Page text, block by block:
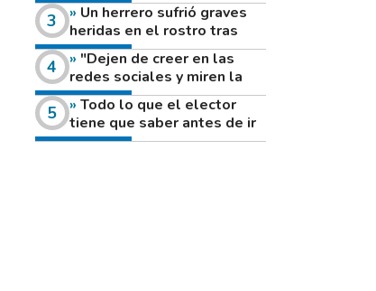
un camino rural
Un herrero sufrió graves
heridas en el rostro tras
reventar el disco de una
amoladora
"Dejen de creer en las
redes sociales y miren la
heladera de sus casas": el
fuerte mensaje de una joven
que votó por primera vez
Todo lo que el elector
tiene que saber antes de ir
a votar este domingo